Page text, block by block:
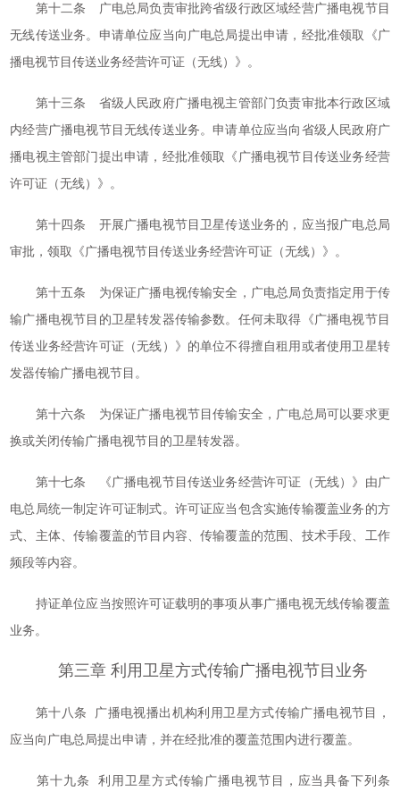
第十二条 广电总局负责审批跨省级行政区域经营广播电视节目
无线传送业务。申请单位应当向广电总局提出申请，经批准领取《广
播电视节目传送业务经营许可证（无线）》。
第十三条 省级人民政府广播电视主管部门负责审批本行政区域
内经营广播电视节目无线传送业务。申请单位应当向省级人民政府广
播电视主管部门提出申请，经批准领取《广播电视节目传送业务经营
许可证（无线）》。
第十四条 开展广播电视节目卫星传送业务的，应当报广电总局
审批，领取《广播电视节目传送业务经营许可证（无线）》。
第十五条 为保证广播电视传输安全，广电总局负责指定用于传
输广播电视节目的卫星转发器传输参数。任何未取得《广播电视节目
传送业务经营许可证（无线）》的单位不得擅自租用或者使用卫星转
发器传输广播电视节目。
第十六条 为保证广播电视节目传输安全，广电总局可以要求更
换或关闭传输广播电视节目的卫星转发器。
第十七条 《广播电视节目传送业务经营许可证（无线）》由广
电总局统一制定许可证制式。许可证应当包含实施传输覆盖业务的方
式、主体、传输覆盖的节目内容、传输覆盖的范围、技术手段、工作
频段等内容。
持证单位应当按照许可证载明的事项从事广播电视无线传输覆盖
业务。
第三章 利用卫星方式传输广播电视节目业务
第十八条 广播电视播出机构利用卫星方式传输广播电视节目，
应当向广电总局提出申请，并在经批准的覆盖范围内进行覆盖。
第十九条 利用卫星方式传输广播电视节目，应当具备下列条